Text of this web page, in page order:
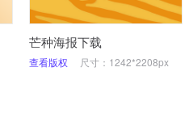
芒种海报下载
查看版权 尺寸：1242*2208px